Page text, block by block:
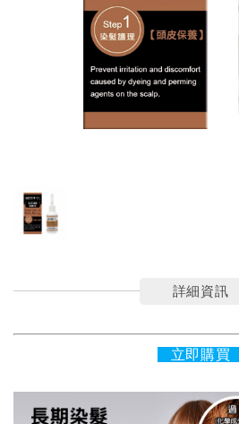
詳細資訊
立即購買